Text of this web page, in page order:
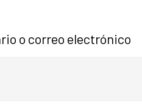
o correo electrónico